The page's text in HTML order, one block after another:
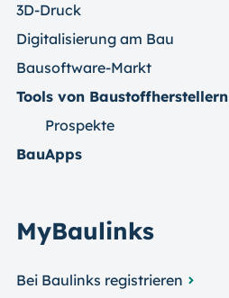
3D-Druck
Digitalisierung am Bau
Bausoftware-Markt
Tools von Baustoffherstellern
Prospekte
BauApps
MyBaulinks
Bei Baulinks registrieren